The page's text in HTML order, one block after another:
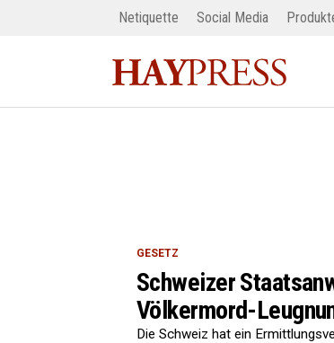
Netiquette Social Media
GESETZ
Schweizer
Völkermord-
Die Schweiz hat ein